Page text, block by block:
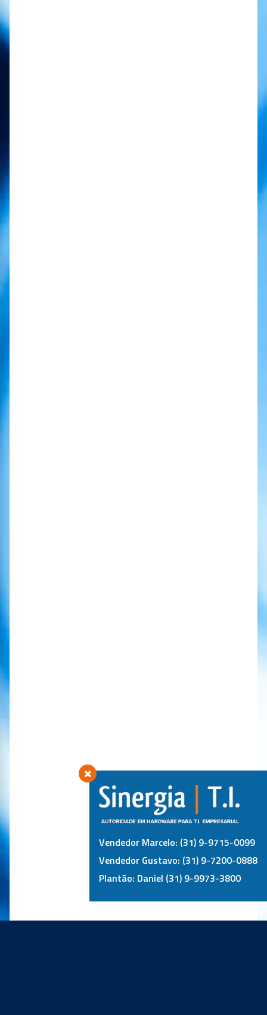
Vendedor Marcelo: (31) 9-9715-0099
Vendedor Gustavo: (31) 9-7200-0888
Plantão: Daniel (31) 9-9973-3800